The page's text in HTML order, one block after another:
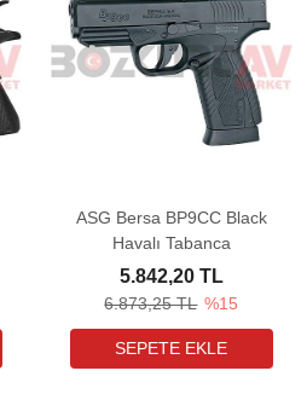
ASG Bersa BP9CC Black
Havalı Tabanca
6.873,25 TL %15
5.842,20 TL